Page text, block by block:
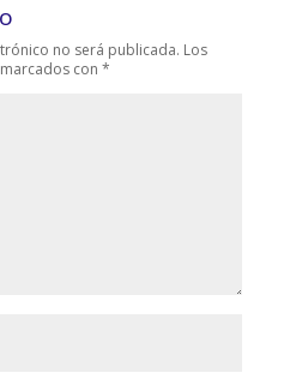
no será publicada. Los
con *